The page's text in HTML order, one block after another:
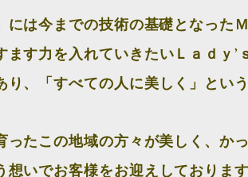
には今までの技術の基礎となった
ます力を入れていきたいＬａｄｙ
り、「すべての人に美しく」とい
たこの地域の方々が美しく、か